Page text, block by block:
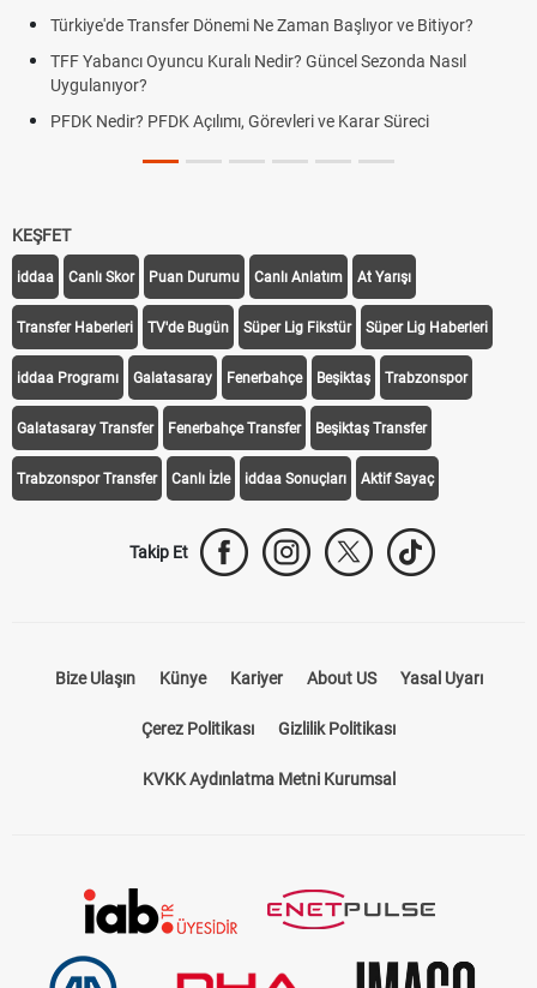
Türkiye'de Transfer Dönemi Ne Zaman Başlıyor ve Bitiyor?
TFF Yabancı Oyuncu Kuralı Nedir? Güncel Sezonda Nasıl
Uygulanıyor?
PFDK Nedir? PFDK Açılımı, Görevleri ve Karar Süreci
KEŞFET
iddaa Canlı Skor Puan Durumu Canlı Anlatım At Yarışı
Transfer Haberleri TV'de Bugün Süper Lig Fikstür Süper Lig Haberleri
iddaa Programı Galatasaray Fenerbahçe Beşiktaş Trabzonspor
Galatasaray Transfer Fenerbahçe Transfer Beşiktaş Transfer
Trabzonspor Transfer Canlı İzle iddaa Sonuçları Aktif Sayaç
Takip Et
Bize Ulaşın Künye Kariyer About US Yasal Uyarı
Çerez Politikası Gizlilik Politikası
KVKK Aydınlatma Metni Kurumsal